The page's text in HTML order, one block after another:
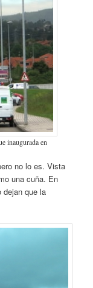
inaugurada en
no lo es. Vista
una cuña. En
que la